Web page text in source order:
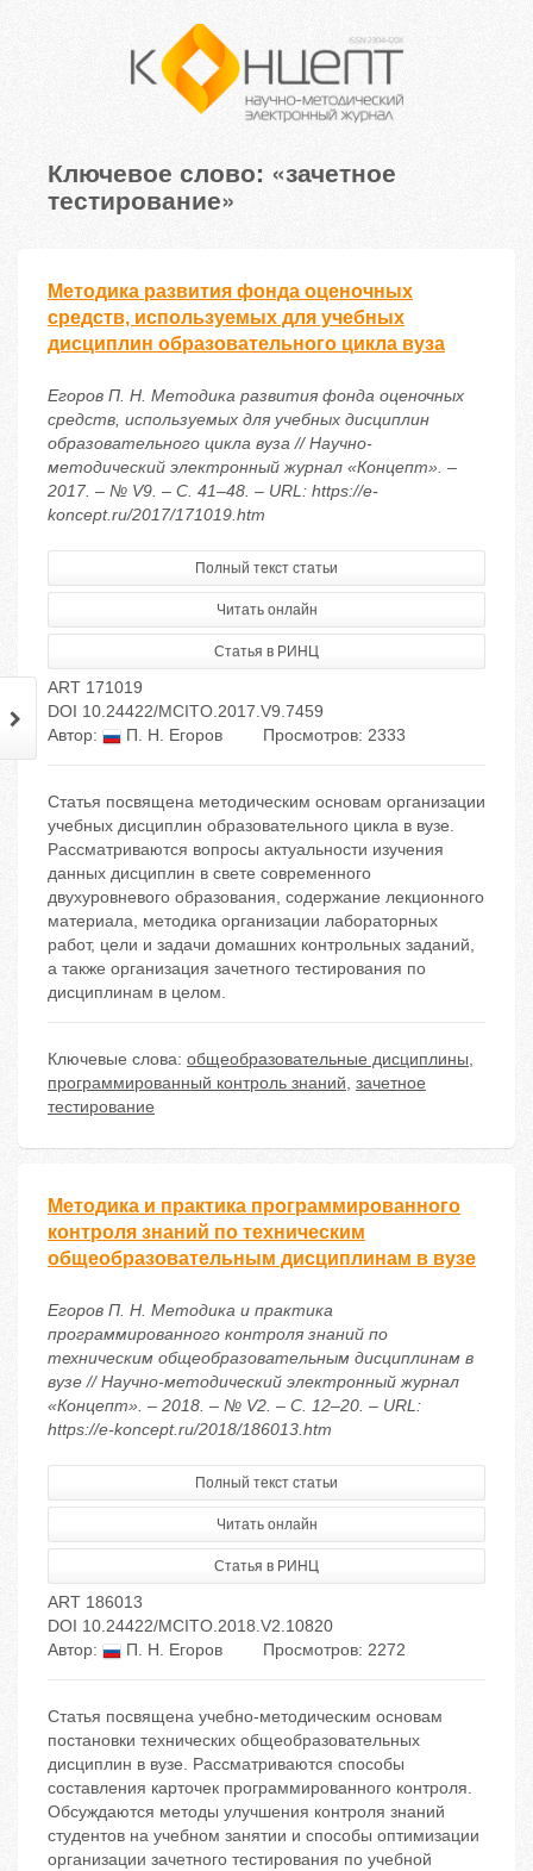
Ключевое слово: «зачетное
тестирование»
Методика развития фонда оценочных
средств, используемых для учебных
дисциплин образовательного цикла вуза
Егоров П. Н. Методика развития фонда оценочных
средств, используемых для учебных дисциплин
образовательного цикла вуза // Научно-
методический электронный журнал «Концепт». –
2017. – № V9. – С. 41–48. – URL: https://e-
koncept.ru/2017/171019.htm
Полный текст статьи
Читать онлайн
Статья в РИНЦ
ART 171019
DOI 10.24422/MCITO.2017.V9.7459
Автор:
П. Н. Егоров Просмотров: 2333
Статья посвящена методическим основам организации
учебных дисциплин образовательного цикла в вузе.
Рассматриваются вопросы актуальности изучения
данных дисциплин в свете современного
двухуровневого образования, содержание лекционного
материала, методика организации лабораторных
работ, цели и задачи домашних контрольных заданий,
а также организация зачетного тестирования по
дисциплинам в целом.
Ключевые слова: общеобразовательные дисциплины,
программированный контроль знаний, зачетное
тестирование
Методика и практика программированного
контроля знаний по техническим
общеобразовательным дисциплинам в вузе
Егоров П. Н. Методика и практика
программированного контроля знаний по
техническим общеобразовательным дисциплинам в
вузе // Научно-методический электронный журнал
«Концепт». – 2018. – № V2. – С. 12–20. – URL:
https://e-koncept.ru/2018/186013.htm
Полный текст статьи
Читать онлайн
Статья в РИНЦ
ART 186013
DOI 10.24422/MCITO.2018.V2.10820
Автор:
П. Н. Егоров Просмотров: 2272
Статья посвящена учебно-методическим основам
постановки технических общеобразовательных
дисциплин в вузе. Рассматриваются способы
составления карточек программированного контроля.
Обсуждаются методы улучшения контроля знаний
студентов на учебном занятии и способы оптимизации
организации зачетного тестирования по учебной